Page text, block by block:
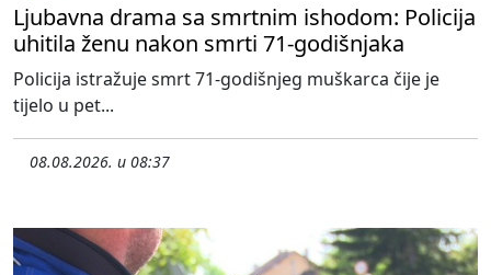
Ljubavna drama sa smrtnim ishodom: Policija
uhitila ženu nakon smrti 71-godišnjaka
Policija istražuje smrt 71-godišnjeg muškarca čije je
tijelo u pet...
08.08.2026. u 08:37